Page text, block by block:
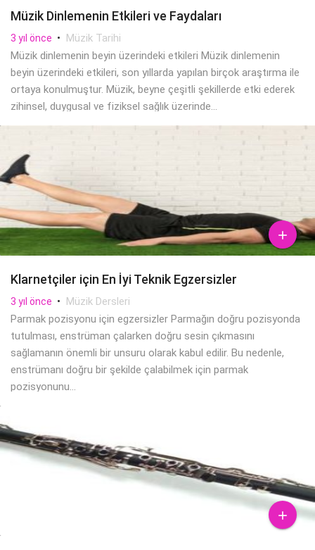
Müzik Dinlemenin Etkileri ve Faydaları
3 yıl önce • Müzik Tarihi
Müzik dinlemenin beyin üzerindeki etkileri Müzik dinlemenin
beyin üzerindeki etkileri, son yıllarda yapılan birçok araştırma ile
ortaya konulmuştur. Müzik, beyne çeşitli şekillerde etki ederek
zihinsel, duygusal ve fiziksel sağlık üzerinde...

Klarnetçiler için En İyi Teknik Egzersizler
3 yıl önce • Müzik Dersleri
Parmak pozisyonu için egzersizler Parmağın doğru pozisyonda
tutulması, enstrüman çalarken doğru sesin çıkmasını
sağlamanın önemli bir unsuru olarak kabul edilir. Bu nedenle,
enstrümanı doğru bir şekilde çalabilmek için parmak
pozisyonunu...
